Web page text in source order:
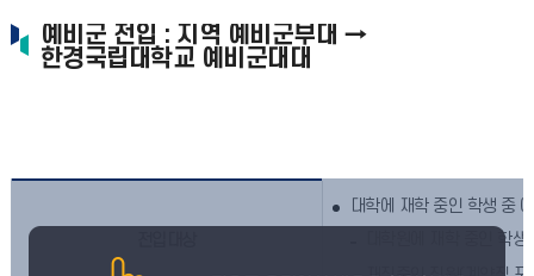
예비군 전입 : 지역 예비군부대 →
한경국립대학교 예비군대대
대학에 재학 중인 학생 중
대학원에 재학 중인 학